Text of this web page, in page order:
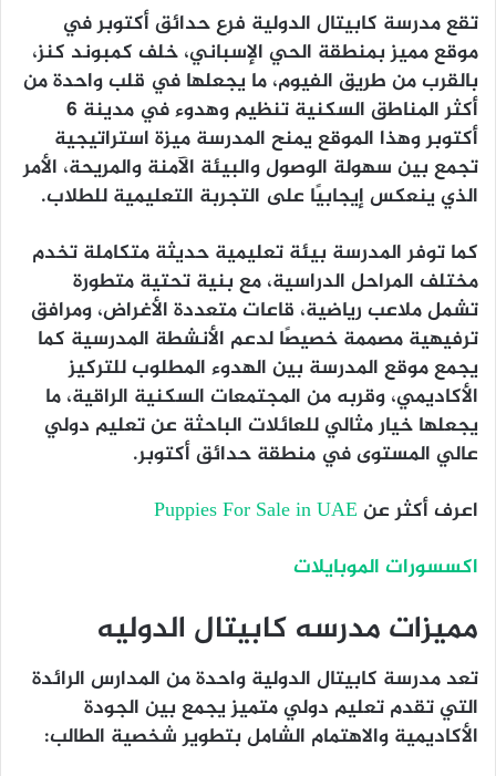
تقع مدرسة كابيتال الدولية فرع حدائق أكتوبر في
موقع مميز بمنطقة الحي الإسباني، خلف كمبوند كنز،
بالقرب من طريق الفيوم، ما يجعلها في قلب واحدة من
أكثر المناطق السكنية تنظيم وهدوء في مدينة 6
أكتوبر وهذا الموقع يمنح المدرسة ميزة استراتيجية
تجمع بين سهولة الوصول والبيئة الآمنة والمريحة، الأمر
الذي ينعكس إيجابيًا على التجربة التعليمية للطلاب.
كما توفر المدرسة بيئة تعليمية حديثة متكاملة تخدم
مختلف المراحل الدراسية، مع بنية تحتية متطورة
تشمل ملاعب رياضية، قاعات متعددة الأغراض، ومرافق
ترفيهية مصممة خصيصًا لدعم الأنشطة المدرسية كما
يجمع موقع المدرسة بين الهدوء المطلوب للتركيز
الأكاديمي، وقربه من المجتمعات السكنية الراقية، ما
يجعلها خيار مثالي للعائلات الباحثة عن تعليم دولي
عالي المستوى في منطقة حدائق أكتوبر.
اعرف أكثر عن Puppies For Sale in UAE
اكسسورات الموبايلات
مميزات مدرسه كابيتال الدوليه
تعد مدرسة كابيتال الدولية واحدة من المدارس الرائدة
التي تقدم تعليم دولي متميز يجمع بين الجودة
الأكاديمية والاهتمام الشامل بتطوير شخصية الطالب: